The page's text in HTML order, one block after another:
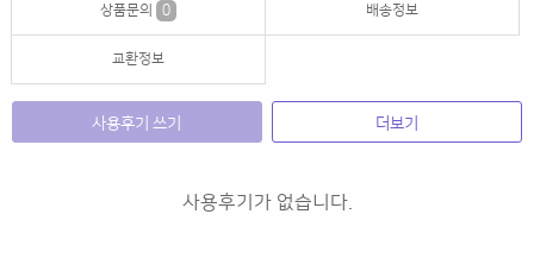
상품문의 0 배송정보
교환정보
사용후기 쓰기 더보기
사용후기가 없습니다.